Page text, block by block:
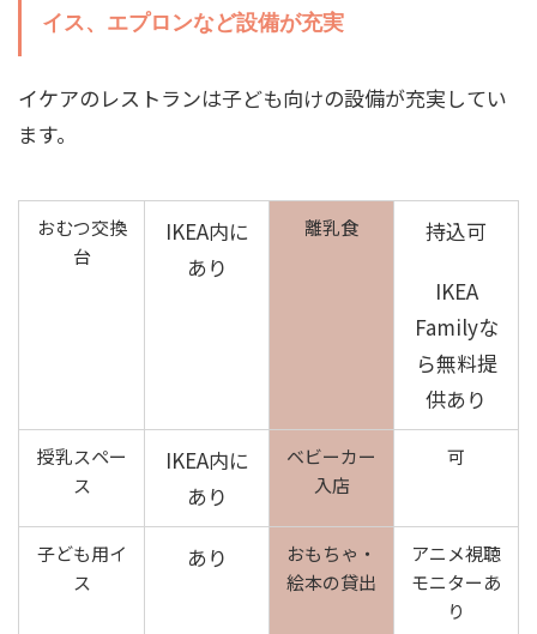
イス、エプロンなど設備が充実
イケアのレストランは子ども向けの設備が充実してい
ます。
おむつ交換
台
IKEA内に
あり
離乳食
持込可
IKEA
Familyな
ら無料提
供あり
授乳スペー
ス
IKEA内に
あり
ベビーカー
入店
可
子ども用イ
ス
あり
おもちゃ・
絵本の貸出
アニメ視聴
モニターあ
り